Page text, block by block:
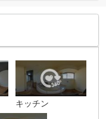
キッチン